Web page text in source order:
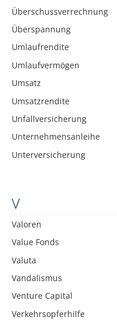
Überschussverrechnung
Überspannung
Umlaufrendite
Umlaufvermögen
Umsatz
Umsatzrendite
Unfallversicherung
Unternehmensanleihe
Unterversicherung
V
Valoren
Value Fonds
Valuta
Vandalismus
Venture Capital
Verkehrsopferhilfe